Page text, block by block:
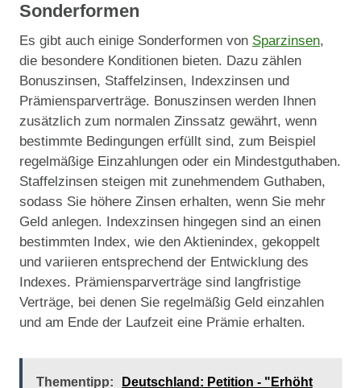
Sonderformen
Es gibt auch einige Sonderformen von Sparzinsen,
die besondere Konditionen bieten. Dazu zählen
Bonuszinsen, Staffelzinsen, Indexzinsen und
Prämiensparverträge. Bonuszinsen werden Ihnen
zusätzlich zum normalen Zinssatz gewährt, wenn
bestimmte Bedingungen erfüllt sind, zum Beispiel
regelmäßige Einzahlungen oder ein Mindestguthaben.
Staffelzinsen steigen mit zunehmendem Guthaben,
sodass Sie höhere Zinsen erhalten, wenn Sie mehr
Geld anlegen. Indexzinsen hingegen sind an einen
bestimmten Index, wie den Aktienindex, gekoppelt
und variieren entsprechend der Entwicklung des
Indexes. Prämiensparverträge sind langfristige
Verträge, bei denen Sie regelmäßig Geld einzahlen
und am Ende der Laufzeit eine Prämie erhalten.
Thementipp: Deutschland: Petition - "Erhöht